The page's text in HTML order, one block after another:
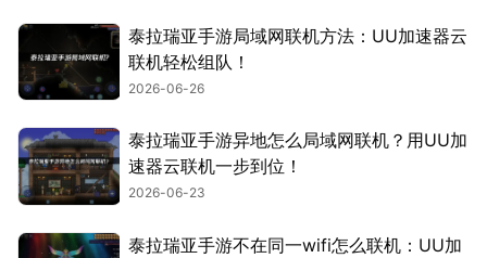
泰拉瑞亚手游局域网联机方法：UU加速器云
联机轻松组队！
2026-06-26
泰拉瑞亚手游异地怎么局域网联机？用UU加
速器云联机一步到位！
2026-06-23
泰拉瑞亚手游不在同一wifi怎么联机：UU加